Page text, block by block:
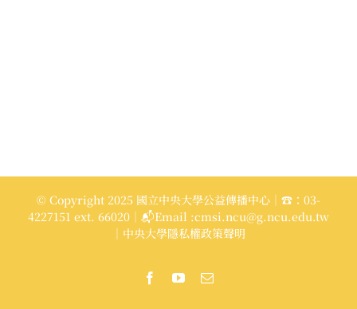
© Copyright 2025 國立中央大學公益傳播中心｜☎：03-
4227151 ext. 66020｜📬Email :cmsi.ncu@g.ncu.edu.tw
｜中央大學隱私權政策聲明
FacebookYouTubeEmail